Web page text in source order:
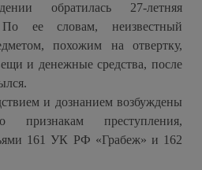
обратилась 27-летняя
ее словам, неизвестный
похожим на отвертку,
и денежные средства, после
и дознанием возбуждены
преступления,
161 УК РФ «Грабеж» и 162